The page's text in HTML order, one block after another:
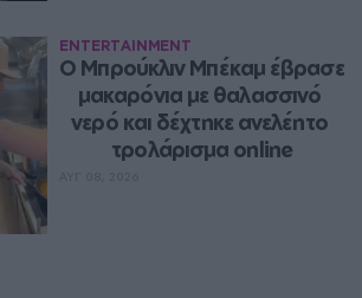
ENTERTAINMENT
Ο Μπρούκλιν Μπέκαμ έβρασε
μακαρόνια με θαλασσινό
νερό και δέχτηκε ανελέητο
τρολάρισμα online